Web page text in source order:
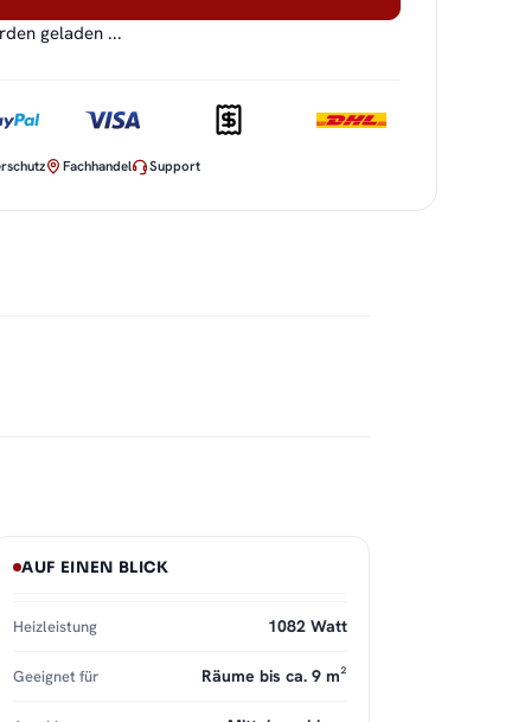
geladen ...
Fachhandel Support
AUF EINEN BLICK
Heizleistung 1082 Watt
Geeignet für Räume bis ca. 9 m²